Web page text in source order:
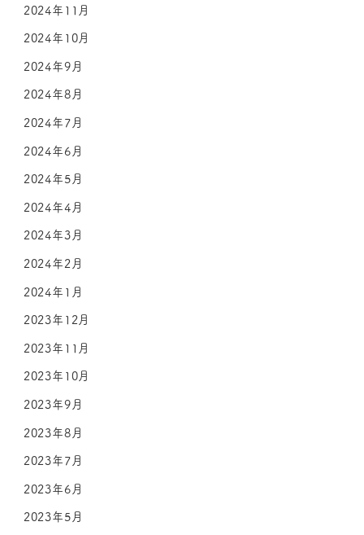
2024年11月
2024年10月
2024年9月
2024年8月
2024年7月
2024年6月
2024年5月
2024年4月
2024年3月
2024年2月
2024年1月
2023年12月
2023年11月
2023年10月
2023年9月
2023年8月
2023年7月
2023年6月
2023年5月